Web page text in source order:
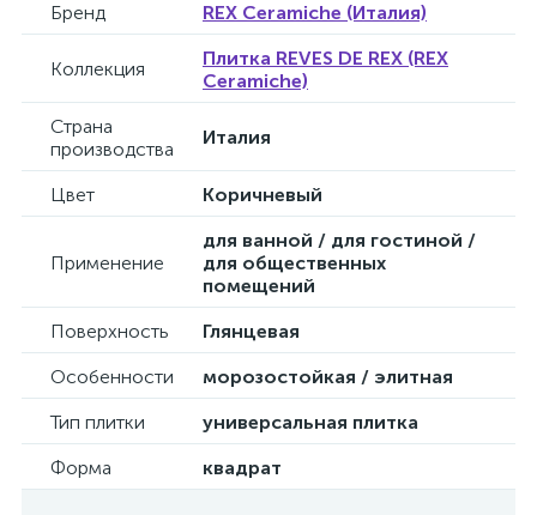
Бренд
REX Ceramiche (Италия)
Коллекция
Плитка REVES DE REX (REX
Ceramiche)
Страна
производства
Италия
Цвет Коричневый
Применение
для ванной / для гостиной /
для общественных
помещений
Поверхность
Глянцевая
Особенности
морозостойкая / элитная
Тип плитки
универсальная плитка
Форма
квадрат